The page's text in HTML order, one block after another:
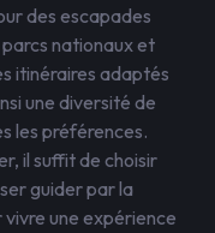
des escapades
nationaux et
itinéraires adaptés
une diversité de
les préférences.
il suffit de choisir
guider par la
une expérience